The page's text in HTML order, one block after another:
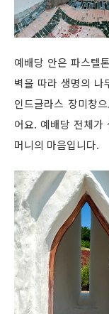
예배당 안은 파스텔
벽을 따라 생명의 나
인드글라스 장미창
어요. 예배당 전체가
머니의 마음입니다.